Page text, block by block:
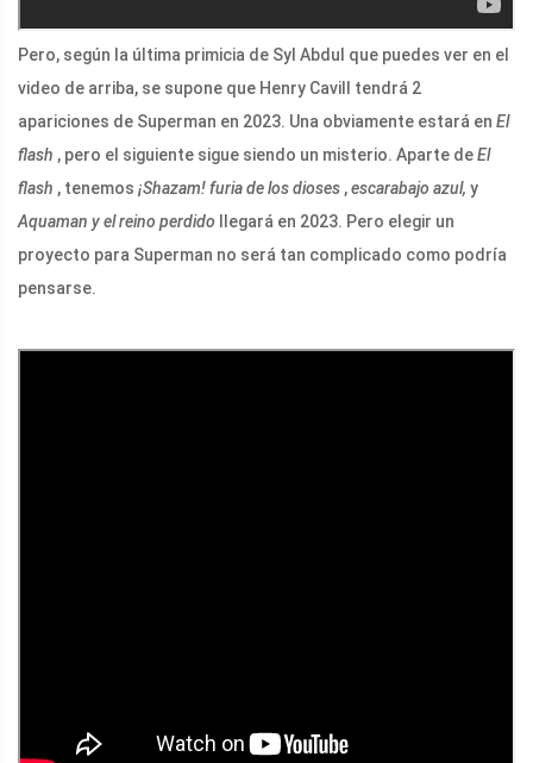
Pero, según la última primicia de Syl Abdul que puedes ver en el
video de arriba, se supone que Henry Cavill tendrá 2
apariciones de Superman en 2023. Una obviamente estará en El
flash , pero el siguiente sigue siendo un misterio. Aparte deEl
flash , tenemos ¡Shazam! furia de los dioses ,escarabajo azul, y
Aquaman y el reino perdido llegará en 2023. Pero elegir un
proyecto para Superman no será tan complicado como podría
pensarse.